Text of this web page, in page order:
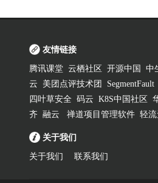
友情链接
腾讯课堂 云栖社区 开源中国 中
云
美团点评技术团 SegmentFault
四叶草安全 码云 K8S中国社区
齐 融云 禅道项目管理软件 轻
关于我们
关于我们 联系我们